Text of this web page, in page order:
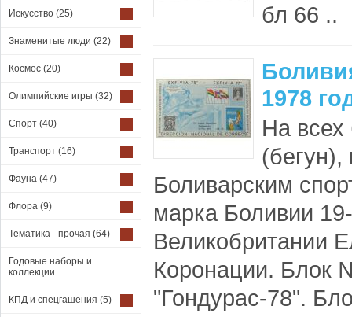
Искусство (25)
Знаменитые люди (22)
Космос (20)
Олимпийские игры (32)
Спорт (40)
Транспорт (16)
Фауна (47)
Флора (9)
Тематика - прочая (64)
Годовые наборы и
коллекции
КПД и спецгашения (5)
бл 66 ..
1978
На
Боливарским
марка Боливии
Великобритании
Коронации. Блок
"Гондурас-78".